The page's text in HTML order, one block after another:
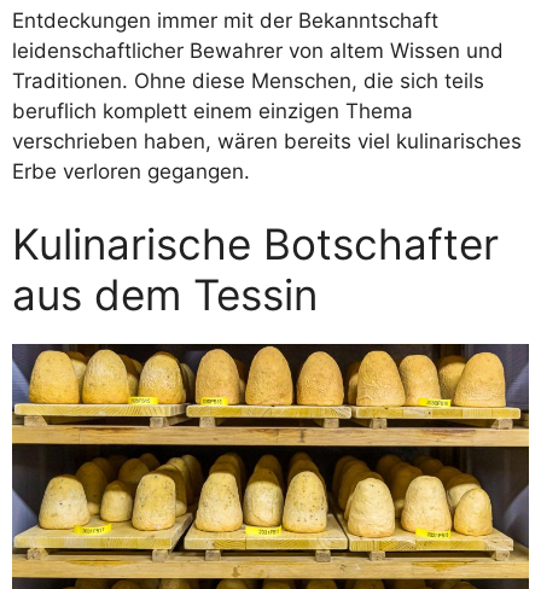
Entdeckungen immer mit der Bekanntschaft
leidenschaftlicher Bewahrer von altem Wissen und
Traditionen. Ohne diese Menschen, die sich teils
beruflich komplett einem einzigen Thema
verschrieben haben, wären bereits viel kulinarisches
Erbe verloren gegangen.
Kulinarische Botschafter
aus dem Tessin